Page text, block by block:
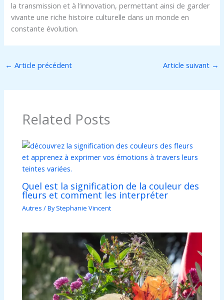
la transmission et à l’innovation, permettant ainsi de garder
vivante une riche histoire culturelle dans un monde en
constante évolution.
← Article précédent Article suivant →
Related Posts
Quel est la signification de la couleur des
fleurs et comment les interpréter
Autres / ByStephanie Vincent